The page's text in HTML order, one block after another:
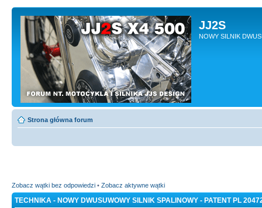
JJ2S
NOWY SILNIK
Strona główna forum
Zobacz wątki bez odpowiedzi • Zobacz aktywne wątki
TECHNIKA - NOWY DWUSUWOWY SILNIK SPALINOWY - PATENT PL